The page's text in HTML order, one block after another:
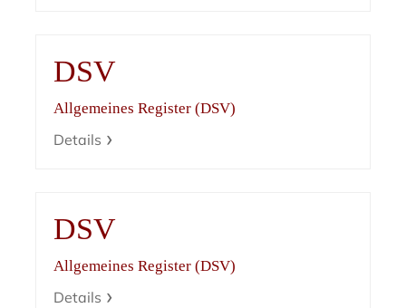
DSV
Allgemeines Register (DSV)
Details
DSV
Allgemeines Register (DSV)
Details